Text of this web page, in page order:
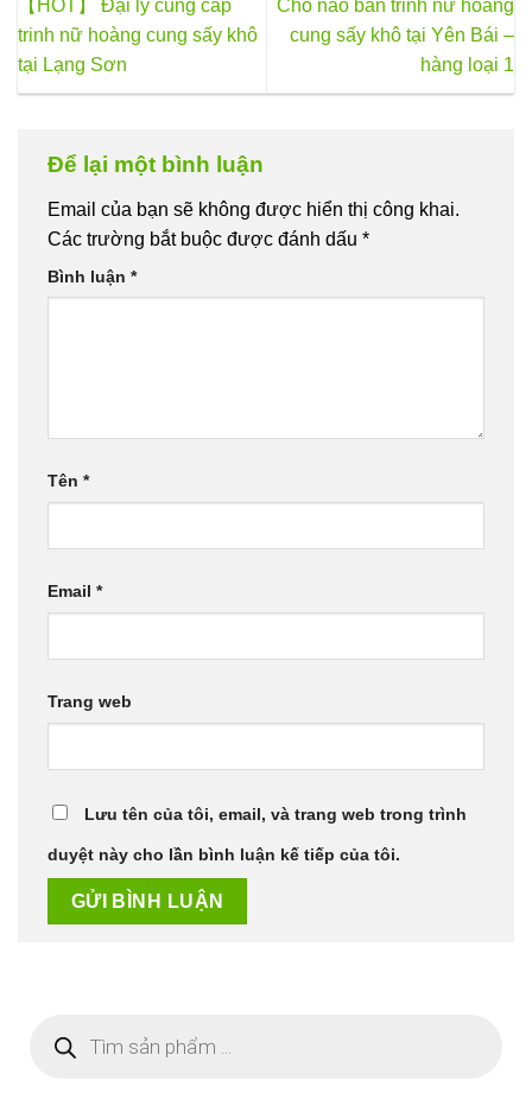
sản
phẩm
【HOT】 Đại lý cung cấp
trinh nữ hoàng cung sấy khô
tại Lạng Sơn
Chỗ nào bán trinh nữ hoàng
cung sấy khô tại Yên Bái –
hàng loại 1
Để lại một bình luận
Email của bạn sẽ không được hiển thị công khai.
Các trường bắt buộc được đánh dấu *
Bình luận *
Tên *
Email *
Trang web
Lưu tên của tôi, email, và trang web trong trình
duyệt này cho lần bình luận kế tiếp của tôi.
kiếm